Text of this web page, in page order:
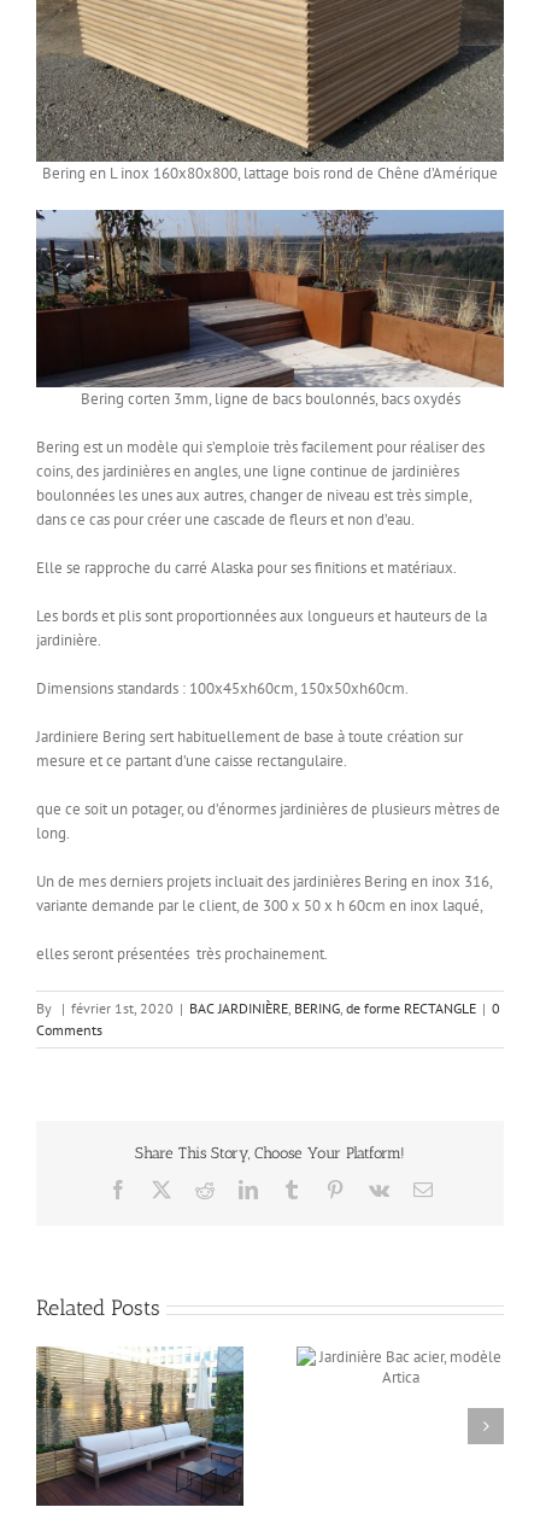
Bering en L inox 160x80x800, lattage bois rond de Chêne d’Amérique
Bering corten 3mm, ligne de bacs boulonnés, bacs oxydés
Bering est un modèle qui s’emploie très facilement pour réaliser des
coins, des jardinières en angles, une ligne continue de jardinières
boulonnées les unes aux autres, changer de niveau est très simple,
dans ce cas pour créer une cascade de fleurs et non d’eau.
Elle se rapproche du carré Alaska pour ses finitions et matériaux.
Les bords et plis sont proportionnées aux longueurs et hauteurs de la
jardinière.
Dimensions standards : 100x45xh60cm, 150x50xh60cm.
Jardiniere Bering sert habituellement de base à toute création sur
mesure et ce partant d’une caisse rectangulaire.
que ce soit un potager, ou d’énormes jardinières de plusieurs mètres de
long.
Un de mes derniers projets incluait des jardinières Bering en inox 316,
variante demande par le client, de 300 x 50 x h 60cm en inox laqué,
elles seront présentées très prochainement.
By | février 1st, 2020 | BAC JARDINIÈRE, BERING, de forme RECTANGLE | 0
Comments
Share This Story, Choose Your Platform!
Facebook RedditLinkedInTumblr Pinterest
Vk Email
Related Posts
Jardinière Bac acier,
modèle Artica